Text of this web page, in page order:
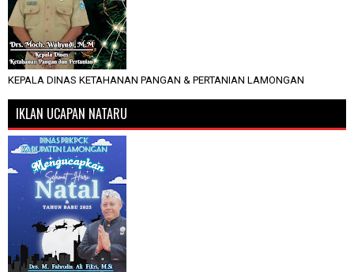
KEPALA DINAS KETAHANAN PANGAN & PERTANIAN LAMONGAN
IKLAN UCAPAN NATARU